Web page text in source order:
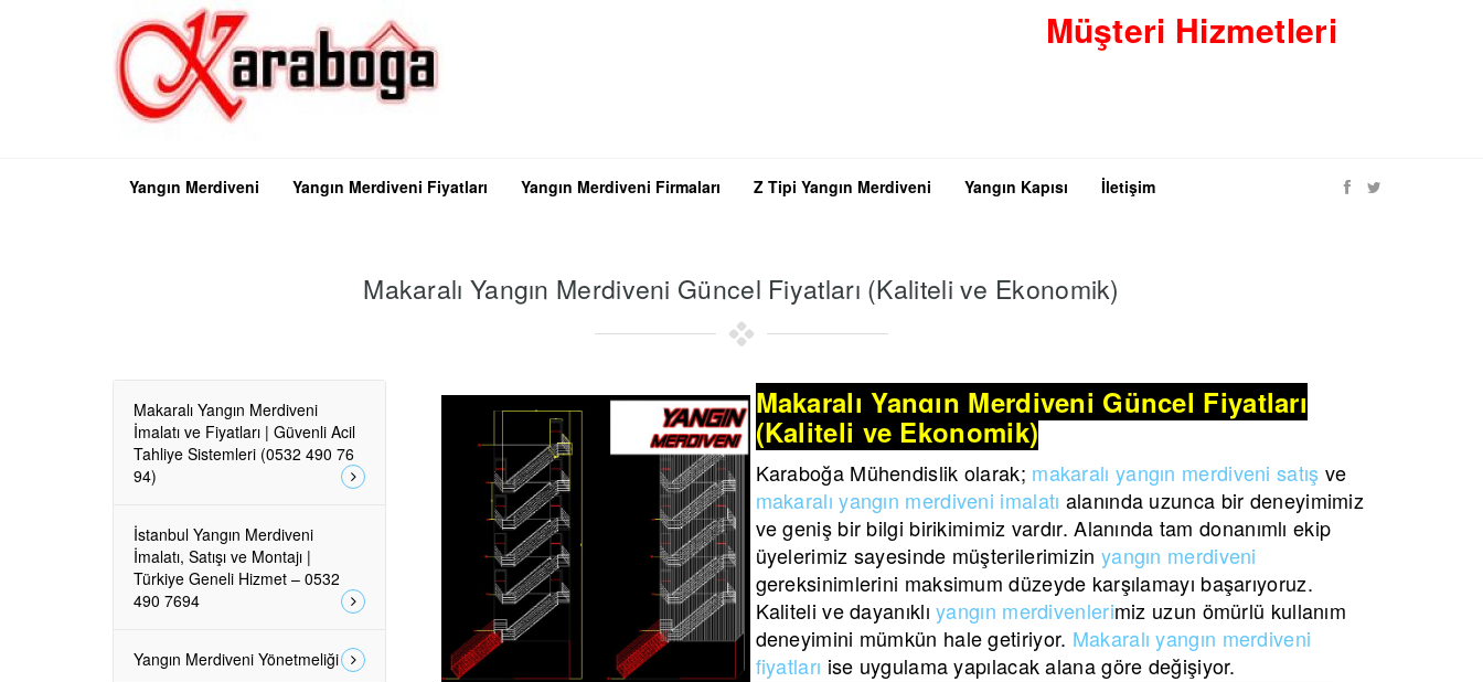
Müşteri Hizmetleri
Yangın Merdiveni Yangın Merdiveni Fiyatları Yangın Merdiveni Firmaları Z Tipi Yangın Merdiveni Yangın Kapısı İletişim
Makaralı Yangın Merdiveni Güncel Fiyatları (Kaliteli ve Ekonomik)
Makaralı Yangın Merdiveni Güncel Fiyatları
(Kaliteli ve Ekonomik)
Karaboğa Mühendislik olarak; makaralı yangın merdiveni satış ve
makaralı yangın merdiveni imalatı alanında uzunca bir deneyimimiz
ve geniş bir bilgi birikimimiz vardır. Alanında tam donanımlı ekip
üyelerimiz sayesinde müşterilerimizin yangın merdiveni
gereksinimlerini maksimum düzeyde karşılamayı başarıyoruz.
Kaliteli ve dayanıklıyangın merdivenlerimiz uzun ömürlü kullanım
deneyimini mümkün hale getiriyor. Makaralı yangın merdiveni
fiyatları ise uygulama yapılacak alana göre değişiyor.
Makaralı Yangın Merdiveni
İmalatı ve Fiyatları | Güvenli Acil
Tahliye Sistemleri (0532 490 76
94)
İstanbul Yangın Merdiveni
İmalatı, Satışı ve Montajı |
Türkiye Geneli Hizmet – 0532
490 7694
Yangın Merdiveni Yönetmeliği